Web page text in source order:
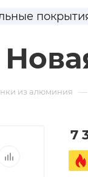
из алюминия —
7